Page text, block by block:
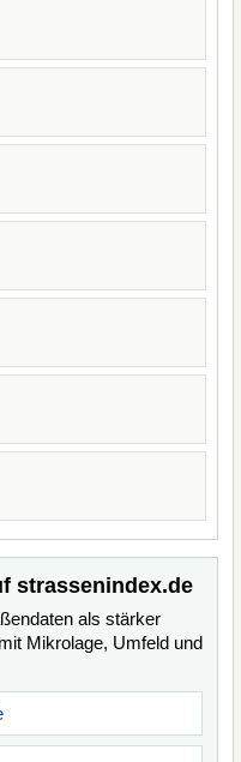
strassenindex.de
als stärker
Mikrolage, Umfeld und